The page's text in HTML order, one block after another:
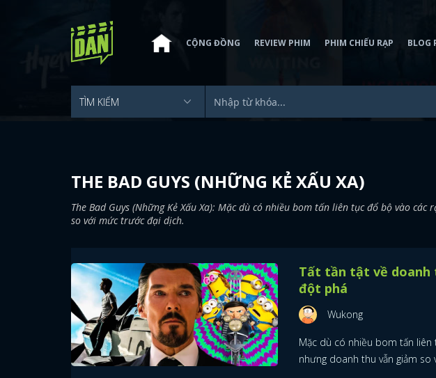
CỘNG ĐỒNG REVIEW PHIM PHIM CHIẾU RẠP BLOG
THE BAD GUYS (NHỮNG KẺ XẤU XA)
The Bad Guys (Những Kẻ Xấu Xa): Mặc dù có nhiều bom tấn liên tục đổ bộ vào
so với mức trước đại dịch.
Tất tần tật về doanh
đột phá
Wukong
Mặc dù có nhiều bom tấn
nhưng doanh thu vẫn giảm